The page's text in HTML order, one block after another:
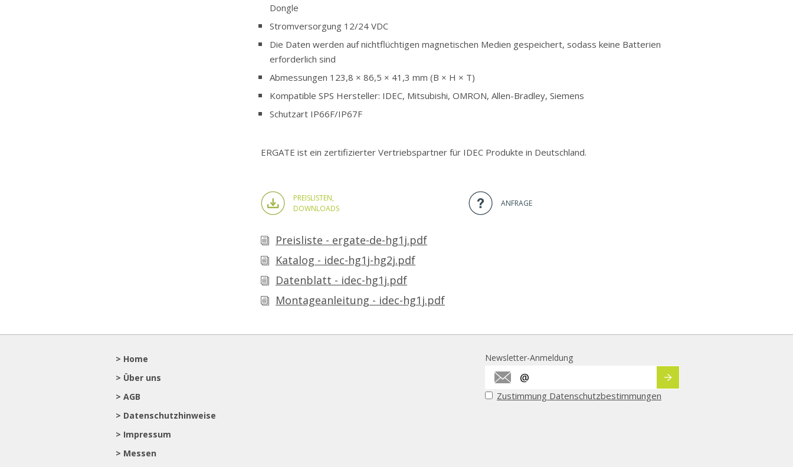
Dongle
Stromversorgung 12/24 VDC
Die Daten werden auf nichtflüchtigen magnetischen Medien gespeichert, sodass keine Batterien
erforderlich sind
Abmessungen 123,8 × 86,5 × 41,3 mm (B × H × T)
Kompatible SPS Hersteller: IDEC, Mitsubishi, OMRON, Allen-Bradley, Siemens
Schutzart IP66F/IP67F
ERGATE ist ein zertifizierter Vertriebspartner für IDEC Produkte in Deutschland.
PREISLISTEN,
DOWNLOADS
ANFRAGE
Preisliste - ergate-de-hg1j.pdf
Katalog - idec-hg1j-hg2j.pdf
Datenblatt - idec-hg1j.pdf
Montageanleitung - idec-hg1j.pdf
> Home
> Über uns
> AGB
> Datenschutzhinweise
> Impressum
> Messen
Newsletter-Anmeldung
Zustimmung Datenschutzbestimmungen